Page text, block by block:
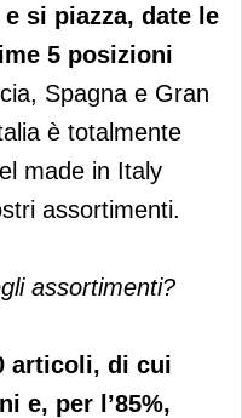
si piazza, date le
5 posizioni
Spagna e Gran
è totalmente
made in Italy
assortimenti.
assortimenti?
articoli, di cui
e, per l’85%,